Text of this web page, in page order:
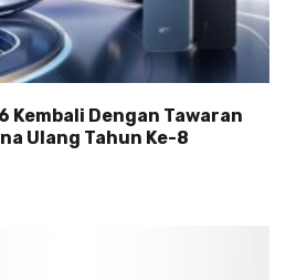
Kembali Dengan Tawaran
Ulang Tahun Ke-8